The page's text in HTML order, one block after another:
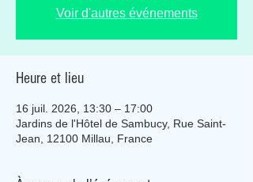
Voir d'autres événements
Heure et lieu
16 juil. 2026, 13:30 – 17:00
Jardins de l'Hôtel de Sambucy, Rue Saint-
Jean, 12100 Millau, France